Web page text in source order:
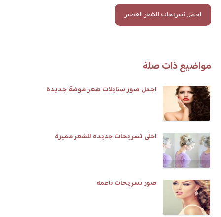
اجمل تسريحات للشعر القصير
مواضيع ذات صلة
اجمل صور ستايلات شعر موضة جديدة
احلى تسريحات جديده للشعر مميزة
صور تسريحات ناعمه